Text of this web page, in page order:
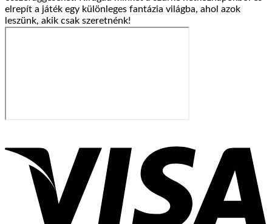
elrepít a játék egy különleges fantázia világba, ahol azok
leszünk, akik csak szeretnénk!